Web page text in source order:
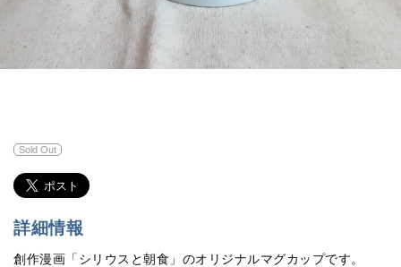
Sold Out
詳細情報
創作漫画「シリウスと朝食」のオリジナルマグカップです。